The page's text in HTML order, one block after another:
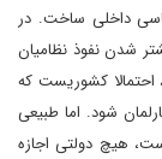
داخلی ساخت. در
شدن نفوذ نظامیان
کشوریست که
شود. اما طبیعی
هیچ دولتی اجازه